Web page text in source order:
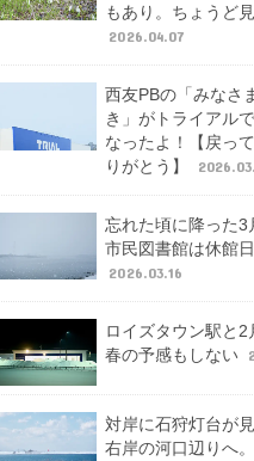
もあり。ちょうど
2026.04.07
西友PBの「みなさ
き」がトライアル
なったよ！【戻っ
りがとう】
忘れた頃に降った3
市民図書館は休館日
2026.03.16
ロイズタウン駅と
春の予感もしない
対岸に石狩灯台が
右岸の河口辺りへ